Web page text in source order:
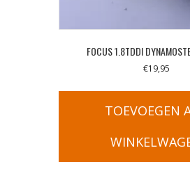
FOCUS 1.8TDDI
€19,95
TOEVOEGEN